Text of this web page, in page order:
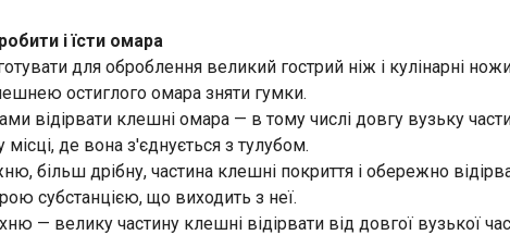
і їсти омара
для оброблення великий гострий ніж і кулінарні
остиглого омара зняти гумки.
відірвати клешні омара — в тому числі довгу вузьку
місці, де вона з'єднується з тулубом.
більш дрібну, частина клешні покриття і обережно
субстанцією, що виходить з неї.
— велику частину клешні відірвати від довгої вузької